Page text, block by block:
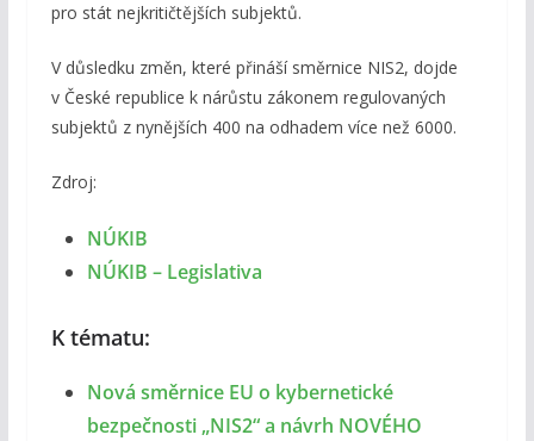
pro stát nejkritičtějších subjektů.
V důsledku změn, které přináší směrnice NIS2, dojde
v České republice k nárůstu zákonem regulovaných
subjektů z nynějších 400 na odhadem více než 6000.
Zdroj:
NÚKIB
NÚKIB – Legislativa
K tématu:
Nová směrnice EU o kybernetické
bezpečnosti „NIS2“ a návrh NOVÉHO